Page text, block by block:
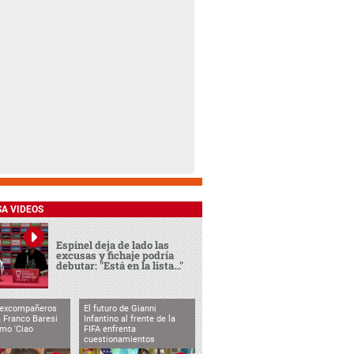
VIDEOS
Espinel deja de lado las
excusas y fichaje podría
debutar: "Está en la lista..."
Franco Baresi
'Ciao
El futuro de Gianni
Infantino al frente de la
FIFA enfrenta
cuestionamientos